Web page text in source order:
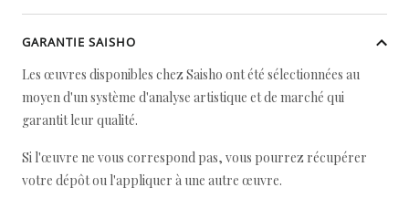
GARANTIE SAISHO
Les œuvres disponibles chez Saisho ont été sélectionnées au
moyen d'un système d'analyse artistique et de marché qui
garantit leur qualité.
Si l'œuvre ne vous correspond pas, vous pourrez récupérer
votre dépôt ou l'appliquer à une autre œuvre.